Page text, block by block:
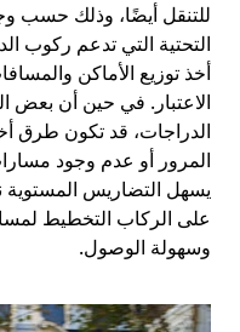
للتنقل أيضًا، وذلك حسب
التحتية التي تدعم ركوب
أخذ توزيع الأماكن
الاعتبار. في حين أن بعض
الدراجات، قد تكون طرق
المرور أو عدم وجود
يسهل التضاريس
على الركاب التخطيط
وسهولة الوصول.